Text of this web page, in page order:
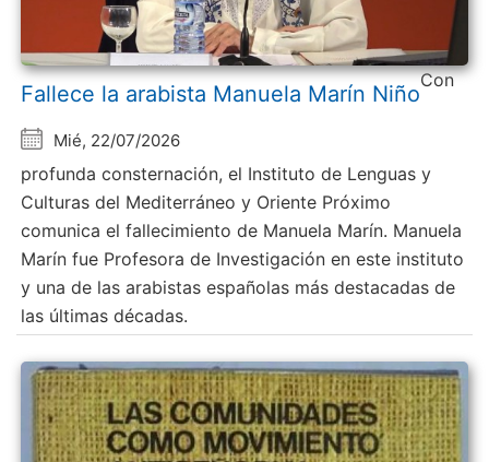
Fallece la arabista Manuela Marín Niño
Mié, 22/07/2026
Con
profunda consternación, el Instituto de Lenguas y
Culturas del Mediterráneo y Oriente Próximo
comunica el fallecimiento de Manuela Marín. Manuela
Marín fue Profesora de Investigación en este instituto
y una de las arabistas españolas más destacadas de
las últimas décadas.